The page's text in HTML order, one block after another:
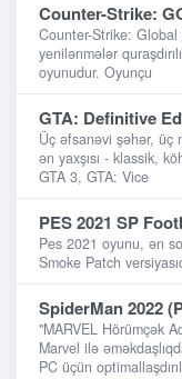
Counter-Strike:
Counter-Strike:
yenilənmələr
oyunudur. Oyunçu
GTA: Definitive
Üç əfsanəvi şəhər, üç
ən yaxşısı - klassik,
GTA 3, GTA: Vice
PES 2021 SP
Pes 2021 oyunu, ən
Smoke Patch
SpiderMan 2022
"MARVEL Hörümçək
Marvel ilə
PC üçün